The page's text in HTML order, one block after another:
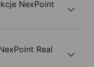
NexPoint
Real